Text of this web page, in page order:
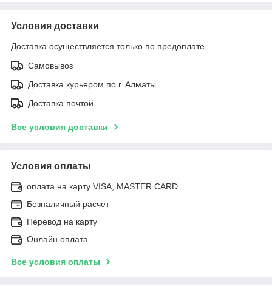
Условия доставки
Доставка осуществляется только по предоплате.
Самовывоз
Доставка курьером по г. Алматы
Доставка почтой
Все условия доставки
Условия оплаты
оплата на карту VISA, MASTER CARD
Безналичный расчет
Перевод на карту
Онлайн оплата
Все условия оплаты